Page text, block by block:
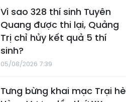
Vì sao 328 thí sinh Tuyên
Quang được thi lại, Quảng
Trị chỉ hủy kết quả 5 thí
sinh?
05/08/2026 7:39
Tưng bừng khai mạc Trại hè